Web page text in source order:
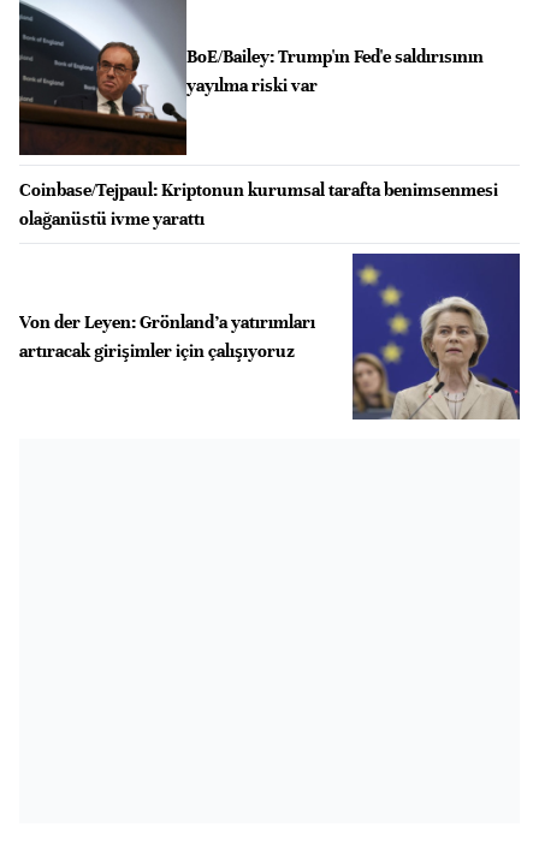
BoE/Bailey: Trump'ın Fed'e saldırısının
yayılma riski var
Coinbase/Tejpaul: Kriptonun kurumsal tarafta benimsenmesi
olağanüstü ivme yarattı
Von der Leyen: Grönland’a yatırımları
artıracak girişimler için çalışıyoruz